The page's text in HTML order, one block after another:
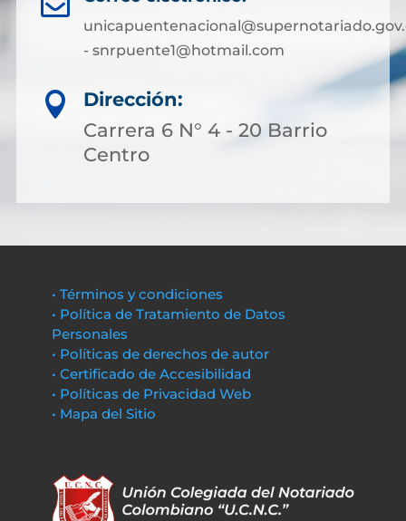
- snrpuente1@hotmail.com

Dirección:
Carrera 6 N° 4 - 20 Barrio
Centro
• Términos y condiciones
• Política de Tratamiento de Datos
Personales
• Políticas de derechos de autor
• Certificado de Accesibilidad
• Políticas de Privacidad Web
• Mapa del Sitio